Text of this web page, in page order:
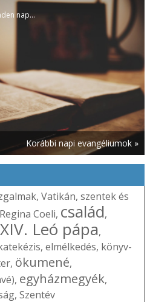
nap...
Korábbi napi evangéliumok »
, Vatikán, szentek és
Coeli, család,
XIV. Leó pápa,
, elmélkedés, könyv-
, ökumené,
, egyházmegyék,
, Szentév